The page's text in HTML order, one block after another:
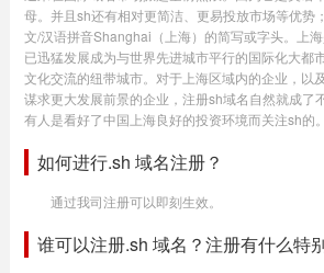
母。并且sh还有相对更简洁、更易投放市场等优势
文/汉语拼音Shanghai（上海）的简写或字头。上
已迅猛发展成为与世界先进城市平行的国际化大都
文化交流的纽带城市。对于上海区域内的企业，以
谋求更大发展前景的企业，注册sh域名自然就成了
有人是看好了中国上海良好的投资环境而关注sh的。
如何进行.sh 域名注册？
通过我司注册可以即刻生效。
谁可以注册.sh 域名？注册有什么特